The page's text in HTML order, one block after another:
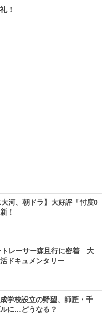
！
大河、朝ドラ】大好評「忖度0
！
トレーサー森且行に密着 大
ドキュメンタリー
学校設立の野望、師匠・千
に…どうなる？